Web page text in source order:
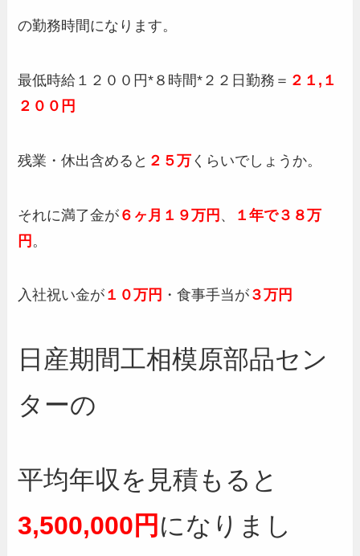
の勤務時間になります。
最低時給１２００円*８時間*２２日勤務＝ ２１,１
２００円
残業・休出含めると ２５万 くらいでしょうか。
それに満了金が ６ヶ月１９万円 、
１年で３８万
円 。
入社祝い金が １０万円 ・食事手当が ３万円
日産期間工相模原部品セン
ターの
平均年収を見積もると
3,500,000円 になりまし